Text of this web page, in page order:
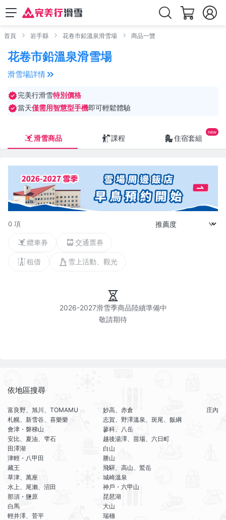
首頁 岩手縣 花卷市鉛溫泉滑雪場 商品一覽
花卷市鉛溫泉滑雪場
滑雪場詳情
完美行滑雪特別價格
當天僅需用智慧型手機即可輕鬆體驗
滑雪商品 課程 住宿套組
0 項
纜車券 交通票券
租借 雪上活動、觀光
2026-2027滑雪季商品陸續準備中
依地區搜尋
富良野、旭川、TOMAMU
札幌、新雪谷、喜樂樂
會津・磐梯山
安比、夏油、雫石
田澤湖
津輕・八甲田
藏王
草津、萬座
水上、尾瀨、沼田
那須・鹽原
白馬
輕井澤、菅平
妙高、赤倉
志賀、野澤溫泉、斑尾、飯綱
蓼科、八岳
越後湯澤、苗場、六日町
白山
勝山
飛驒、高山、鷲岳
城崎溫泉
神戶・六甲山
琵琶湖
大山
瑞穗
庄內